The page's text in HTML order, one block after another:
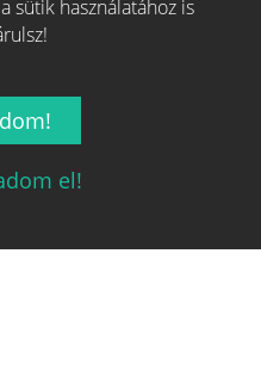
sütik használatához is
el!